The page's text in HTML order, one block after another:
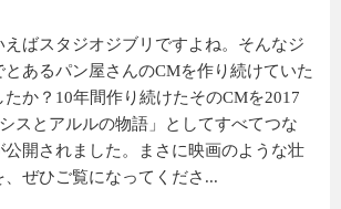
えばスタジオジブリですよね。そんなジ
あるパン屋さんのCMを作り続けていた
か？10年間作り続けたそのCMを2017
スとアルルの物語」としてすべてつな
公開されました。まさに映画のような壮
ぜひご覧になってくださ...